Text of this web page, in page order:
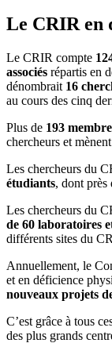
Le CRIR en
Le CRIR compte
associés répartis en
dénombrait 16
au cours des cinq
Plus de 193
chercheurs et
Les chercheurs du
étudiants, dont près
Les chercheurs du
de 60 laboratoires
différents sites du
Annuellement, le
et en déficience
nouveaux projets
C’est grâce à tous
des plus grands